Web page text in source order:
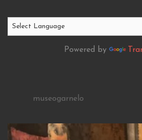
Powered by
museogarnelo